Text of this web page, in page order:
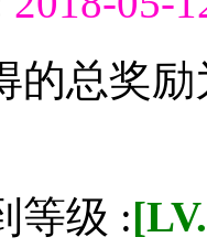
的总奖
等级 :